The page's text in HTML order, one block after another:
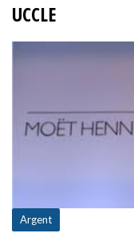
UCCLE
Argent